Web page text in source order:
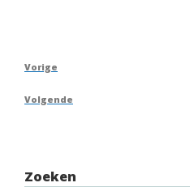
Berichtnavigatie
Vorig
Vorige
Volgend
Volgende
Zoeken